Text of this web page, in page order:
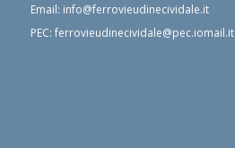
Email: info@ferrovieudinecividale.it
PEC: ferrovieudinecividale@pec.iomail.it